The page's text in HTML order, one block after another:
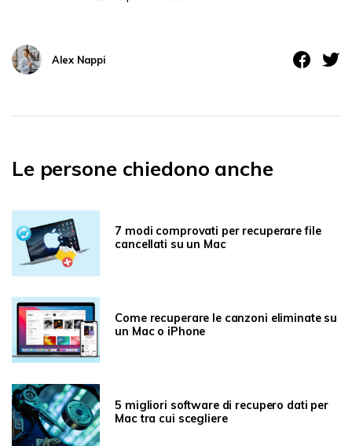
Alex Nappi
Le persone chiedono anche
7 modi comprovati per recuperare file
cancellati su un Mac
Come recuperare le canzoni eliminate su
un Mac o iPhone
5 migliori software di recupero dati per
Mac tra cui scegliere